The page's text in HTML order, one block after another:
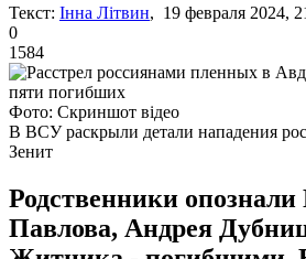
Текст: Інна Літвин, 19 февраля 2024,
0
1584
Фото: Скриншот відео
В ВСУ раскрыли детали нападения
Зенит
Родственники опознали
Павлова, Андрея